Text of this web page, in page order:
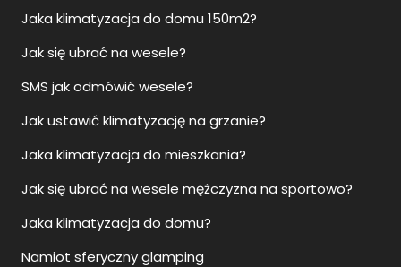
Jaka klimatyzacja do domu 150m2?
Jak się ubrać na wesele?
SMS jak odmówić wesele?
Jak ustawić klimatyzację na grzanie?
Jaka klimatyzacja do mieszkania?
Jak się ubrać na wesele mężczyzna na sportowo?
Jaka klimatyzacja do domu?
Namiot sferyczny glamping